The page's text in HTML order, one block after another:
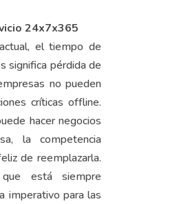
24x7x365
el tiempo de
significa pérdida de
no pueden
críticas offline.
hacer negocios
la competencia
de reemplazarla.
está siempre
imperativo para las